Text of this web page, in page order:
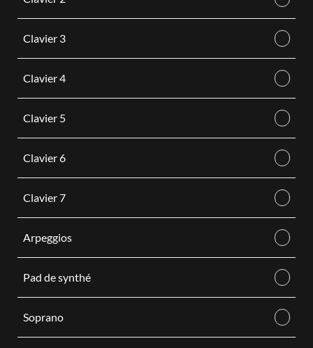
Clavier 3
Clavier 4
Clavier 5
Clavier 6
Clavier 7
Arpeggios
Pad de synthé
Soprano